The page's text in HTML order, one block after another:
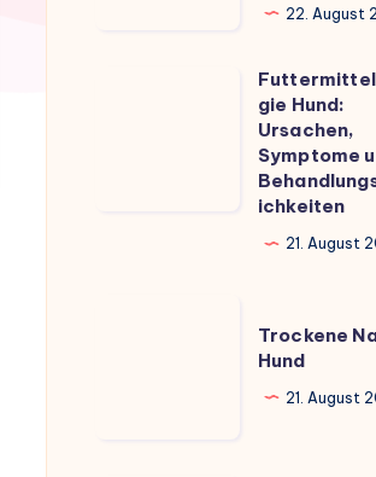
22. August
Futtermittelallergie
Behandlungsmöglichkeiten
gie Hund:
Ursachen,
Symptome
ichkeiten
21. August
Trockene
Hund
21. August